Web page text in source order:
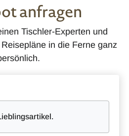
anfragen
Tischler-Experten und
in die Ferne ganz